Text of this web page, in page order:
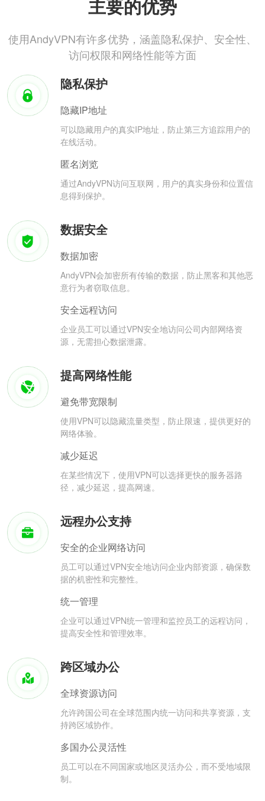
主要的优势
使用AndyVPN有许多优势，涵盖隐私保护、安全性、
访问权限和网络性能等方面
隐私保护
隐藏IP地址
可以隐藏用户的真实IP地址，防止第三方追踪用户的
在线活动。
匿名浏览
通过AndyVPN访问互联网，用户的真实身份和位置信
息得到保护。
数据安全
数据加密
AndyVPN会加密所有传输的数据，防止黑客和其他恶
意行为者窃取信息。
安全远程访问
企业员工可以通过VPN安全地访问公司内部网络资
源，无需担心数据泄露。
提高网络性能
避免带宽限制
使用VPN可以隐藏流量类型，防止限速，提供更好的
网络体验。
减少延迟
在某些情况下，使用VPN可以选择更快的服务器路
径，减少延迟，提高网速。
远程办公支持
安全的企业网络访问
员工可以通过VPN安全地访问企业内部资源，确保数
据的机密性和完整性。
统一管理
企业可以通过VPN统一管理和监控员工的远程访问，
提高安全性和管理效率。
跨区域办公
全球资源访问
允许跨国公司在全球范围内统一访问和共享资源，支
持跨区域协作。
多国办公灵活性
员工可以在不同国家或地区灵活办公，而不受地域限
制。